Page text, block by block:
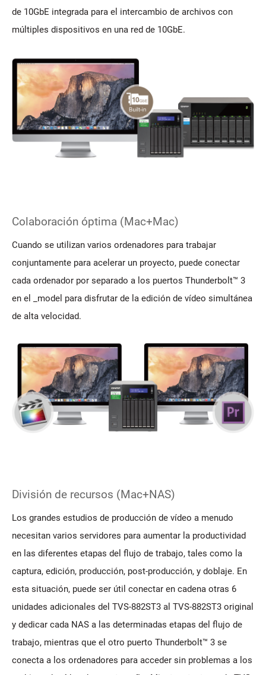
de 10GbE integrada para el intercambio de archivos con
múltiples dispositivos en una red de 10GbE.
Colaboración óptima (Mac+Mac)
Cuando se utilizan varios ordenadores para trabajar
conjuntamente para acelerar un proyecto, puede conectar
cada ordenador por separado a los puertos Thunderbolt™ 3
en el _model para disfrutar de la edición de vídeo simultánea
de alta velocidad.
División de recursos (Mac+NAS)
Los grandes estudios de producción de vídeo a menudo
necesitan varios servidores para aumentar la productividad
en las diferentes etapas del flujo de trabajo, tales como la
captura, edición, producción, post-producción, y doblaje. En
esta situación, puede ser útil conectar en cadena otras 6
unidades adicionales del TVS-882ST3 al TVS-882ST3 original
y dedicar cada NAS a las determinadas etapas del flujo de
trabajo, mientras que el otro puerto Thunderbolt™ 3 se
conecta a los ordenadores para acceder sin problemas a los